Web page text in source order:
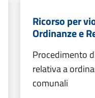
Ricorso per
Ordinanze e
Procedimento
relativa a
comunali